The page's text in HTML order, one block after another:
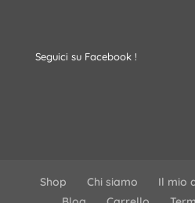
Seguici su Facebook !
Shop Chi siamo Il mio